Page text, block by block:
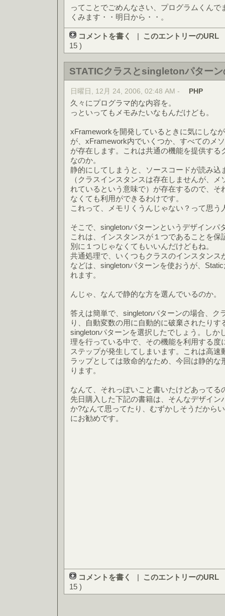
ってことでごめんなさい、プログラムくんで
くみます・・明日から・・。
コメントを書く | このエントリーのURL
15 )
STATICクラスとsingletonパターン
日曜日, 12月 24, 2006, 02:48 AM - PHP
久々にプログラマ的な内容を。
っといってもメモみたいなもんだけども。
xFrameworkを開発しているときに気にしな
が、xFramework内でいくつか、すべてのメ
が存在します。これは共通の機能を提供する
なのか。
静的にしてしまうと、ソースコードが読み込
（クラスインスタンスは存在しませんが、
れているという意味で）が存在するので、そ
なくても利用ができるわけです。
これって、メモリくうんじゃない？って思う
そこで、singletonパターンというデザインパ
これは、インスタンスが１つであることを
別に１つじゃなくてもいいんだけどもね。
共通処理で、いくつもクラスのインスタンス
などは、singletonパターンを使おうが、
れます。
んじゃ、なんで静的な方を選んでいるのか。
答えは簡単で、singletonパターンの場合、ク
り、自動変数の用に自動的に破棄されたりす
singletonパターンを選択したでしょう。しか
理を行っている中で、その機能を利用する度
ステップが発生してしまいます。これは高
ラップとしては致命的なため、今回は静的な
ります。
なんて、それっぽいこと書いたけどあってる
先日購入した下記の書籍は、そんなデザイン
か?なんて思ってたり、むずかしそうだから
にお勧めです。
コメントを書く | このエントリーのURL
15 )